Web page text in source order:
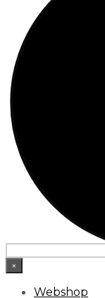
×
Webshop